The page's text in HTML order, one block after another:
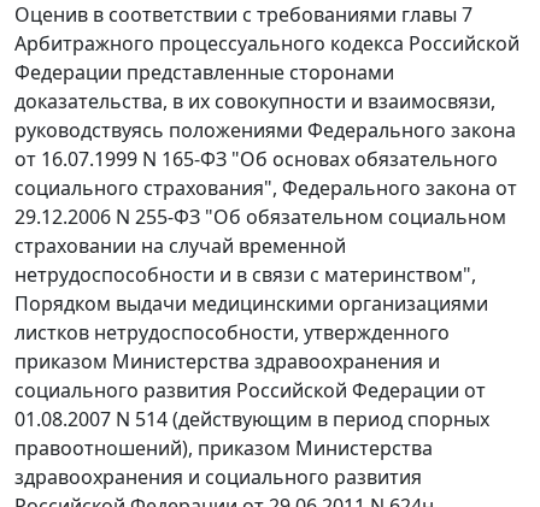
Оценив в соответствии с требованиями главы 7
Арбитражного процессуального кодекса Российской
Федерации представленные сторонами
доказательства, в их совокупности и взаимосвязи,
руководствуясь положениями Федерального закона
от 16.07.1999 N 165-ФЗ "Об основах обязательного
социального страхования", Федерального закона от
29.12.2006 N 255-ФЗ "Об обязательном социальном
страховании на случай временной
нетрудоспособности и в связи с материнством",
Порядком выдачи медицинскими организациями
листков нетрудоспособности, утвержденного
приказом Министерства здравоохранения и
социального развития Российской Федерации от
01.08.2007 N 514 (действующим в период спорных
правоотношений), приказом Министерства
здравоохранения и социального развития